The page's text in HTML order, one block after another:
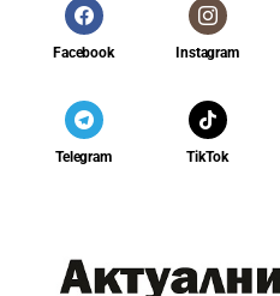
Facebook Instagram
Telegram TikTok